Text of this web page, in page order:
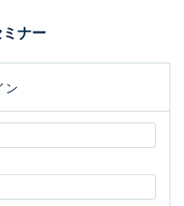
ナー
ン